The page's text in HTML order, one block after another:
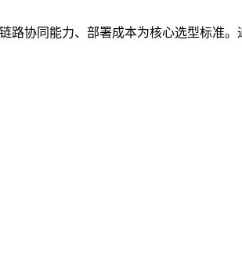
路协同能力、部署成本为核心选型标准